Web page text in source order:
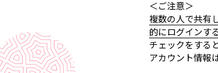
＜ご注意＞
複数の人で共有
的にログインす
チェックをする
アカウント情報